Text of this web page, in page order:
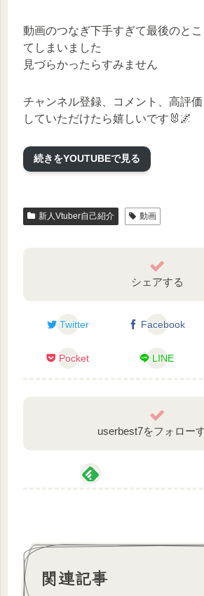
動画のつなぎ下手すぎて最後のと
てしまいました
見づらかったらすみません
チャンネル登録、コメント、高評価
していただけたら嬉しいです🐰🌌
【Twitter】 https://twitter.com/
https://www.youtube.com/channel/
DZmbfh5g
#ゲーム実況 #新人Vtuber
続きをYOUTUBEで見る
新人Vtuber自己紹介 動画
シェアする
Twitter Facebook
Pocket LINE
userbest7をフォロー
関連記事